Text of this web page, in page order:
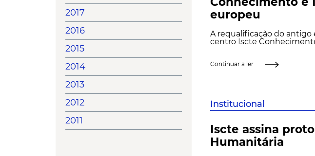
2017
2016
2015
2014
2013
2012
2011
europeu
A requalificação do antigo
centro Iscte
Continuar a ler
Institucional
Iscte assina
Humanitária